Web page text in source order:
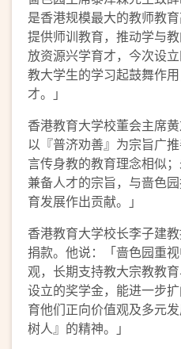
是香港规模最大的教师教
提供师训教育，推动学与
放资源兴学育才，今次设
教大学生的学习起鼓舞作
才。」
香港教育大学校董会主席
以『普济劝善』为宗旨广
言传身教的教育理念相似
兼备人才的宗旨，与啬色
育发展作出贡献。」
香港教育大学校长李子建
捐款。他说：「啬色园重
观，长期支持教大宗教教
设立的奖学金，能进一步
育他们正向价值观及多元
树人』的精神。」